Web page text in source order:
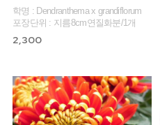
학명 : Dendranthema x grandiflorum
포장단위 : 지름8cm연질화분/1개
2,300